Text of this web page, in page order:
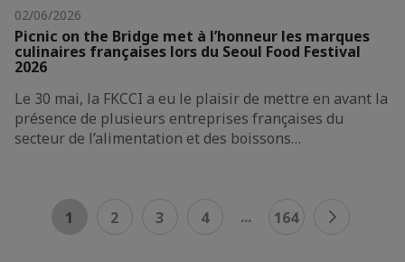
02/06/2026
Picnic on the Bridge met à l’honneur les marques
culinaires françaises lors du Seoul Food Festival
2026
Le 30 mai, la FKCCI a eu le plaisir de mettre en avant la
présence de plusieurs entreprises françaises du
secteur de l’alimentation et des boissons…
1 2 3 4 ... 164